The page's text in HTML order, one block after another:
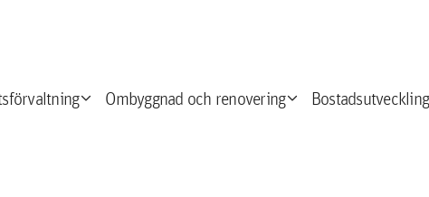
expand_more Ombyggnad och renoveringexpand_more Bostadsutveckling